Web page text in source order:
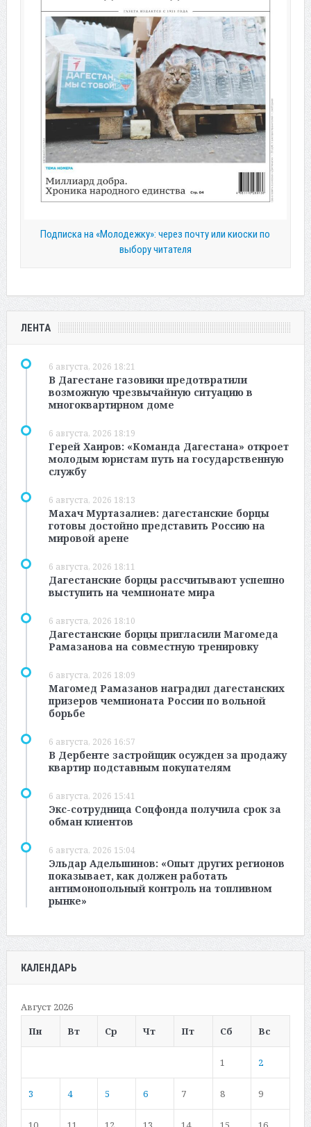
Подписка на «Молодежку»: через почту или киоски по
выбору читателя
ЛЕНТА
6 августа, 2026 18:21
В Дагестане газовики предотвратили
возможную чрезвычайную ситуацию в
многоквартирном доме
6 августа, 2026 18:19
Герей Хаиров: «Команда Дагестана» откроет
молодым юристам путь на государственную
службу
6 августа, 2026 18:13
Махач Муртазалиев: дагестанские борцы
готовы достойно представить Россию на
мировой арене
6 августа, 2026 18:11
Дагестанские борцы рассчитывают успешно
выступить на чемпионате мира
6 августа, 2026 18:10
Дагестанские борцы пригласили Магомеда
Рамазанова на совместную тренировку
6 августа, 2026 18:09
Магомед Рамазанов наградил дагестанских
призеров чемпионата России по вольной
борьбе
6 августа, 2026 16:57
В Дербенте застройщик осужден за продажу
квартир подставным покупателям
6 августа, 2026 15:41
Экс-сотрудница Соцфонда получила срок за
обман клиентов
6 августа, 2026 15:04
Эльдар Адельшинов: «Опыт других регионов
показывает, как должен работать
антимонопольный контроль на топливном
рынке»
КАЛЕНДАРЬ
Август 2026
Пн
Вт Ср Чт Пт Сб Вс
1 2
3 4 5 6 7 8 9